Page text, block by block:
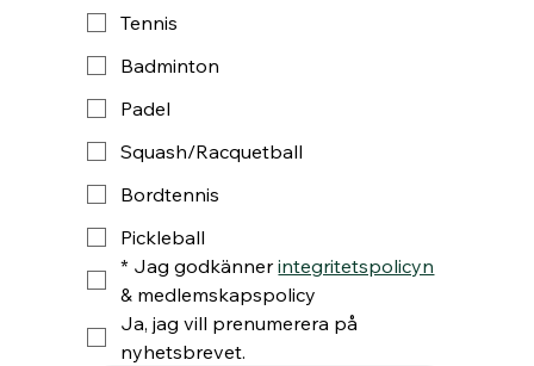
Tennis
Badminton
Padel
Squash/Racquetball
Bordtennis
Pickleball
* Jag godkänner integritetspolicyn
& medlemskapspolicy
Ja, jag vill prenumerera på
nyhetsbrevet.